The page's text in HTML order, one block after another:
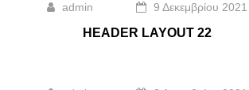
admin 9 Δεκεμβρίου 2021
HEADER LAYOUT 22